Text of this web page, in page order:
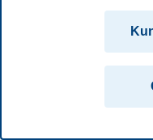
samtykke ved å endre
Les mer om våre
opplysninger vi
for
eller trekke tilbake ditt